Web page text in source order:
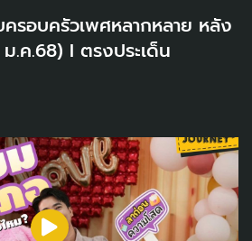
รอบครัวเพศหลากหลาย หลัง
.ค.68) I ตรงประเด็น